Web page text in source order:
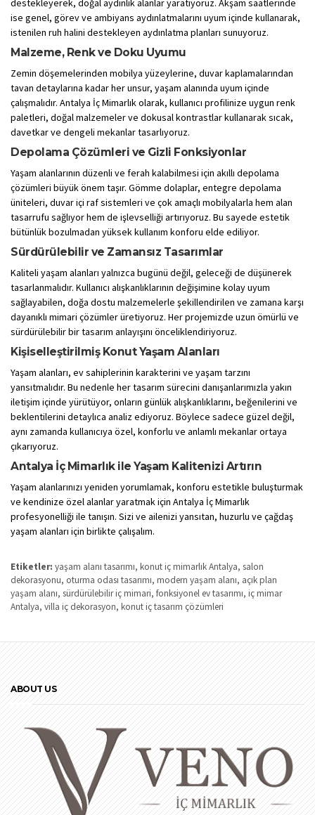
destekleyerek, doğal aydınlık alanlar yaratıyoruz. Akşam saatlerinde
ise genel, görev ve ambiyans aydınlatmalarını uyum içinde kullanarak,
istenilen ruh halini destekleyen aydınlatma planları sunuyoruz.
Malzeme, Renk ve Doku Uyumu
Zemin döşemelerinden mobilya yüzeylerine, duvar kaplamalarından
tavan detaylarına kadar her unsur, yaşam alanında uyum içinde
çalışmalıdır. Antalya İç Mimarlık olarak, kullanıcı profilinize uygun renk
paletleri, doğal malzemeler ve dokusal kontrastlar kullanarak sıcak,
davetkar ve dengeli mekanlar tasarlıyoruz.
Depolama Çözümleri ve Gizli Fonksiyonlar
Yaşam alanlarının düzenli ve ferah kalabilmesi için akıllı depolama
çözümleri büyük önem taşır. Gömme dolaplar, entegre depolama
üniteleri, duvar içi raf sistemleri ve çok amaçlı mobilyalarla hem alan
tasarrufu sağlıyor hem de işlevselliği artırıyoruz. Bu sayede estetik
bütünlük bozulmadan yüksek kullanım konforu elde ediliyor.
Sürdürülebilir ve Zamansız Tasarımlar
Kaliteli yaşam alanları yalnızca bugünü değil, geleceği de düşünerek
tasarlanmalıdır. Kullanıcı alışkanlıklarının değişimine kolay uyum
sağlayabilen, doğa dostu malzemelerle şekillendirilen ve zamana karşı
dayanıklı mimari çözümler üretiyoruz. Her projemizde uzun ömürlü ve
sürdürülebilir bir tasarım anlayışını önceliklendiriyoruz.
Kişiselleştirilmiş Konut Yaşam Alanları
Yaşam alanları, ev sahiplerinin karakterini ve yaşam tarzını
yansıtmalıdır. Bu nedenle her tasarım sürecini danışanlarımızla yakın
iletişim içinde yürütüyor, onların günlük alışkanlıklarını, beğenilerini ve
beklentilerini detaylıca analiz ediyoruz. Böylece sadece güzel değil,
aynı zamanda kullanıcıya özel, konforlu ve anlamlı mekanlar ortaya
çıkarıyoruz.
Antalya İç Mimarlık ile Yaşam Kalitenizi Artırın
Yaşam alanlarınızı yeniden yorumlamak, konforu estetikle buluşturmak
ve kendinize özel alanlar yaratmak için Antalya İç Mimarlık
profesyonelliği ile tanışın. Sizi ve ailenizi yansıtan, huzurlu ve çağdaş
yaşam alanları için birlikte çalışalım.
Etiketler: yaşam alanı tasarımı, konut iç mimarlık Antalya, salon
dekorasyonu, oturma odası tasarımı, modern yaşam alanı, açık plan
yaşam alanı, sürdürülebilir iç mimari, fonksiyonel ev tasarımı, iç mimar
Antalya, villa iç dekorasyon, konut iç tasarım çözümleri
ABOUT US